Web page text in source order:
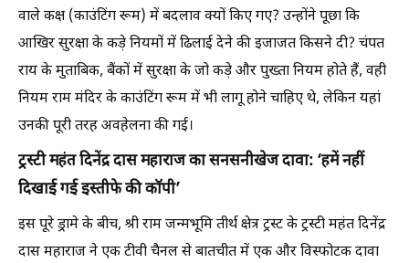
वाले कक्ष (काउंटिंग रूम) में बदलाव क्यों किए गए? उन्होंने पूछा कि
आखिर सुरक्षा के कड़े नियमों में ढिलाई देने की इजाजत किसने दी? चंपत
राय के मुताबिक, बैंकों में सुरक्षा के जो कड़े और पुख्ता नियम होते हैं, वही
नियम राम मंदिर के काउंटिंग रूम में भी लागू होने चाहिए थे, लेकिन यहां
उनकी पूरी तरह अवहेलना की गई।
ट्रस्टी महंत दिनेंद्र दास महाराज का सनसनीखेज दावा: ‘हमें नहीं
दिखाई गई इस्तीफे की कॉपी’
इस पूरे ड्रामे के बीच, श्री राम जन्मभूमि तीर्थ क्षेत्र ट्रस्ट के ट्रस्टी महंत दिनेंद्र
दास महाराज ने एक टीवी चैनल से बातचीत में एक और विस्फोटक दावा